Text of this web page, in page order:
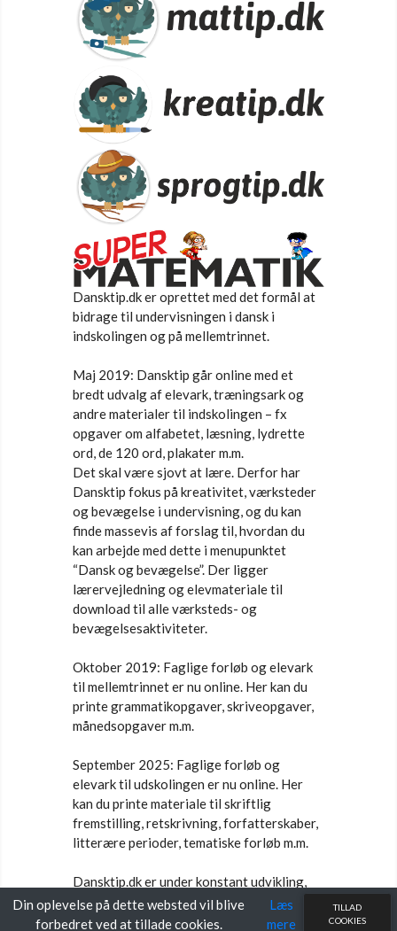
Din oplevelse på dette websted vil blive
forbedret ved at tillade cookies.
Læs
mere
TILLAD
COOKIES
Dansktip.dk er oprettet med det formål at
bidrage til undervisningen i dansk i
indskolingen og på mellemtrinnet.
Maj 2019: Dansktip går online med et
bredt udvalg af elevark, træningsark og
andre materialer til indskolingen – fx
opgaver om alfabetet, læsning, lydrette
ord, de 120 ord, plakater m.m.
Det skal være sjovt at lære. Derfor har
Dansktip fokus på kreativitet, værksteder
og bevægelse i undervisning, og du kan
finde massevis af forslag til, hvordan du
kan arbejde med dette i menupunktet
“Dansk og bevægelse”. Der ligger
lærervejledning og elevmateriale til
download til alle værksteds- og
bevægelsesaktiviteter.
Oktober 2019: Faglige forløb og elevark
til mellemtrinnet er nu online. Her kan du
printe grammatikopgaver, skriveopgaver,
månedsopgaver m.m.
September 2025: Faglige forløb og
elevark til udskolingen er nu online. Her
kan du printe materiale til skriftlig
fremstilling, retskrivning, forfatterskaber,
litterære perioder, tematiske forløb m.m.
Dansktip.dk er under konstant udvikling,
og vi tilføjer løbende nyt materiale, nye
elevark og nye forløb.